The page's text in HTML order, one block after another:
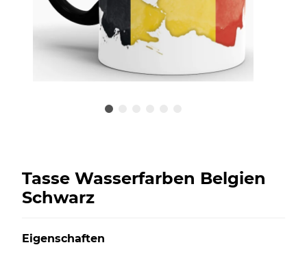
Tasse Wasserfarben Belgien
Schwarz
Eigenschaften